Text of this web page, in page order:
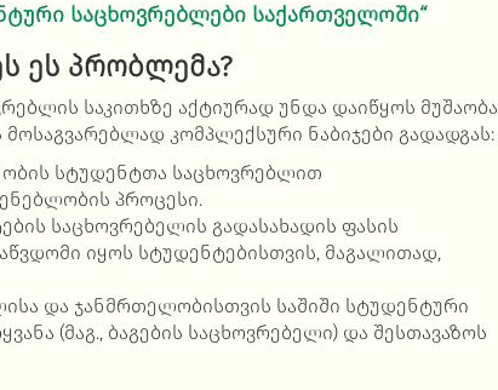
საცხოვრებლები საქართველოში“
ეს პრობლემა?
საკითხზე აქტიურად უნდა დაიწყოს მუშაობა
კომპლექსური ნაბიჯები გადადგას:
სტუდენტთა საცხოვრებლით
პროცესი.
საცხოვრებელის გადასახადის ფასის
იყოს სტუდენტებისთვის, მაგალითად,
და ჯანმრთელობისთვის საშიში სტუდენტური
(მაგ., ბაგების საცხოვრებელი) და შესთავაზოს